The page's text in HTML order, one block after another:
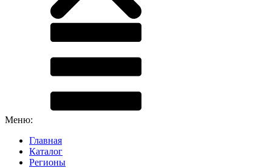
Меню:
Главная
Каталог
Регионы